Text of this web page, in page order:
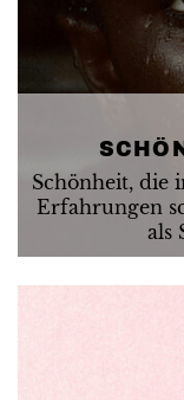
Schönheit, die
Erfahrungen
als